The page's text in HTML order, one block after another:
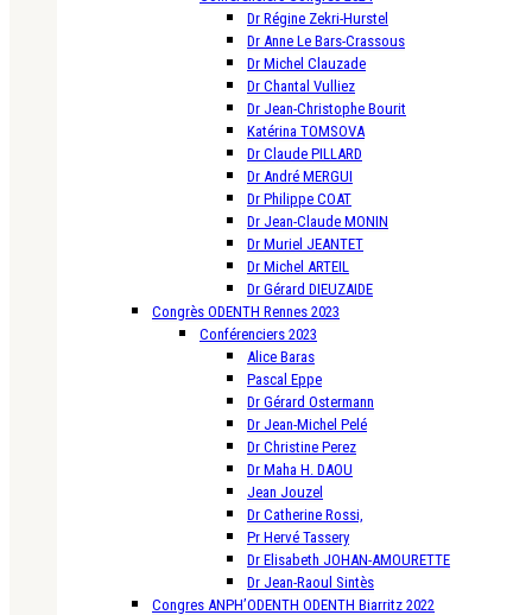
Dr Régine Zekri-Hurstel
Dr Anne Le Bars-Crassous
Dr Michel Clauzade
Dr Chantal Vulliez
Dr Jean-Christophe Bourit
Katérina TOMSOVA
Dr Claude PILLARD
Dr André MERGUI
Dr Philippe COAT
Dr Jean-Claude MONIN
Dr Muriel JEANTET
Dr Michel ARTEIL
Dr Gérard DIEUZAIDE
Congrès ODENTH Rennes 2023
Conférenciers 2023
Alice Baras
Pascal Eppe
Dr Gérard Ostermann
Dr Jean-Michel Pelé
Dr Christine Perez
Dr Maha H. DAOU
Jean Jouzel
Dr Catherine Rossi,
Pr Hervé Tassery
Dr Elisabeth JOHAN-AMOURETTE
Dr Jean-Raoul Sintès
Congres ANPH’ODENTH ODENTH Biarritz 2022